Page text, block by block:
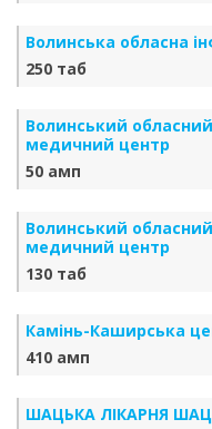
Волинська обласна
250 таб
Волинський
медичний центр
50 амп
Волинський
медичний центр
130 таб
Камінь-Каширська
410 амп
ШАЦЬКА ЛІКАРНЯ